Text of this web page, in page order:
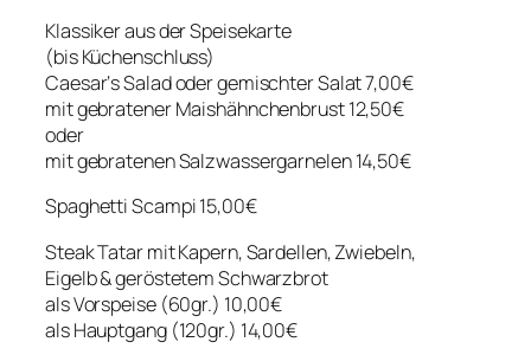
Klassiker aus der Speisekarte
(bis Küchenschluss)
Caesar‘s Salad oder gemischter Salat 7,00€
mit gebratener Maishähnchenbrust 12,50€
oder
mit gebratenen Salzwassergarnelen 14,50€
Spaghetti Scampi 15,00€
Steak Tatar mit Kapern, Sardellen, Zwiebeln,
Eigelb & geröstetem Schwarzbrot
als Vorspeise (60gr.) 10,00€
als Hauptgang (120gr.) 14,00€